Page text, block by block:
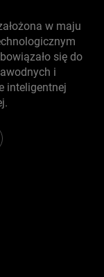
w maju
się do
i
inteligentnej